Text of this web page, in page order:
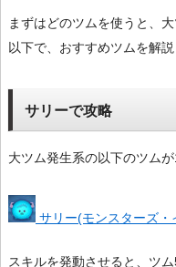
まずはどのツムを使うと、
以下で、おすすめツムを解説
サリーで攻略
大ツム発生系の以下のツムが
サリー(モンスターズ・
スキルを発動させると、ツ